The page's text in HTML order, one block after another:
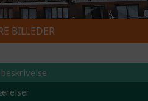
BILLEDER
– Tignes 1800-Boisses